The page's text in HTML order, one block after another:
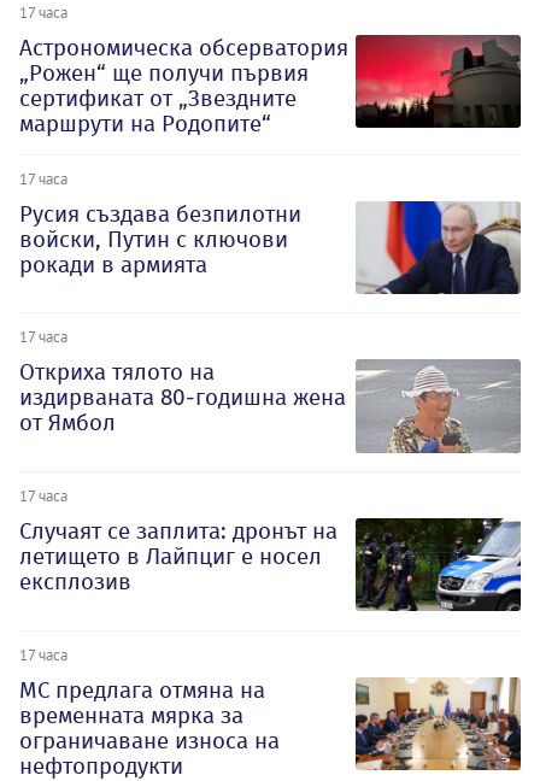
17 часа
Астрономическа обсерватория
„Рожен“ ще получи първия
сертификат от „Звездните
маршрути на Родопите“
17 часа
Русия създава безпилотни
войски, Путин с ключови
рокади в армията
17 часа
Откриха тялото на
издирваната 80-годишна жена
от Ямбол
17 часа
Случаят се заплита: дронът на
летището в Лайпциг е носел
експлозив
17 часа
МС предлага отмяна на
временната мярка за
ограничаване износа на
нефтопродукти